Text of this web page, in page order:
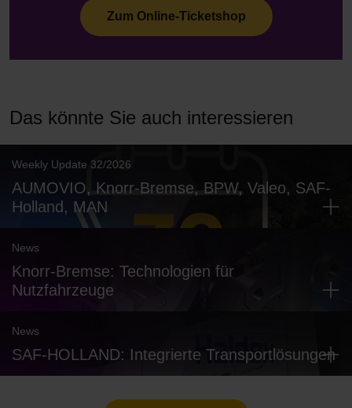
Zum Online-Ticketshop
Das könnte Sie auch interessieren
Weekly Update 32/2026
AUMOVIO, Knorr-Bremse, BPW, Valeo, SAF-
Holland, MAN
News
Knorr-Bremse: Technologien für
Nutzfahrzeuge
News
SAF-HOLLAND: Integrierte Transportlösungen